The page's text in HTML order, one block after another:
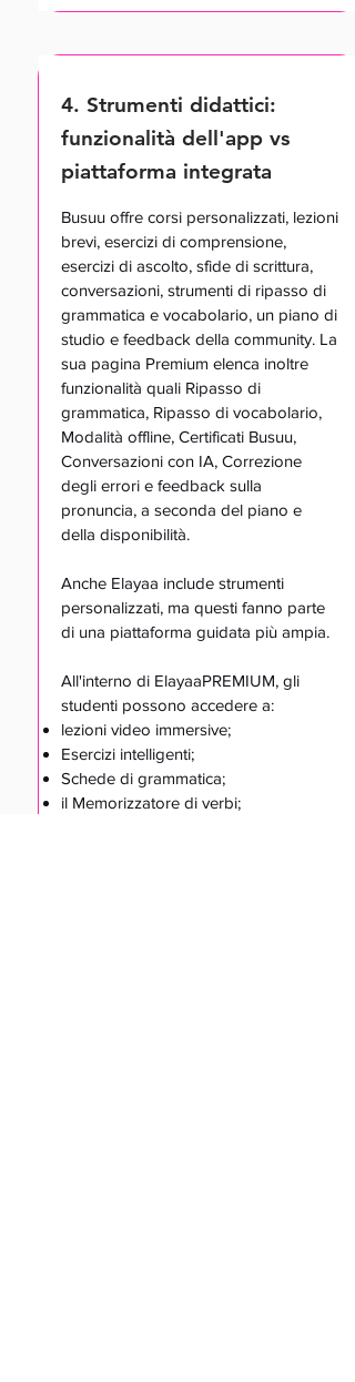
4. Strumenti didattici:
funzionalità dell'app vs
piattaforma integrata
Busuu offre corsi personalizzati, lezioni
brevi, esercizi di comprensione,
esercizi di ascolto, sfide di scrittura,
conversazioni, strumenti di ripasso di
grammatica e vocabolario, un piano di
studio e feedback della community. La
sua pagina Premium elenca inoltre
funzionalità quali Ripasso di
grammatica, Ripasso di vocabolario,
Modalità offline, Certificati Busuu,
Conversazioni con IA, Correzione
degli errori e feedback sulla
pronuncia, a seconda del piano e
della disponibilità.
Anche Elayaa include strumenti
personalizzati, ma questi fanno parte
di una piattaforma guidata più ampia.
All'interno di ElayaaPREMIUM, gli
studenti possono accedere a:
lezioni video immersive;
Esercizi intelligenti;
Schede di grammatica;
il Memorizzatore di verbi;